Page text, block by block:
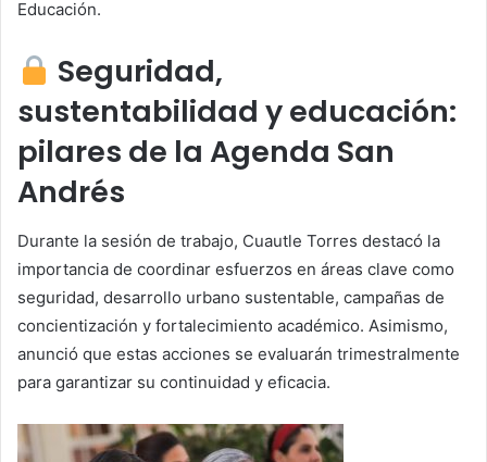
Educación.
Seguridad,
sustentabilidad y educación:
pilares de la Agenda San
Andrés
Durante la sesión de trabajo, Cuautle Torres destacó la
importancia de coordinar esfuerzos en áreas clave como
seguridad, desarrollo urbano sustentable, campañas de
concientización y fortalecimiento académico. Asimismo,
anunció que estas acciones se evaluarán trimestralmente
para garantizar su continuidad y eficacia.